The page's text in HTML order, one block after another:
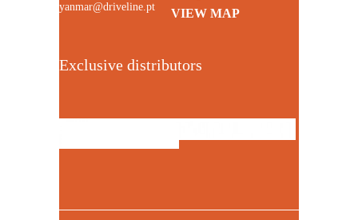
yanmar@driveline.pt
VIEW MAP
Exclusive distributors